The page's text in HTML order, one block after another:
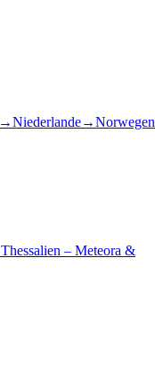
→Niederlande→Norwegen
Thessalien – Meteora &